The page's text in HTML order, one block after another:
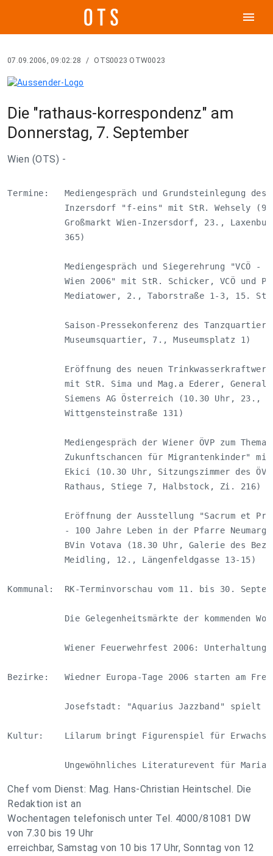
menu
07.09.2006, 09:02:28 / OTS0023 OTW0023
Die "rathaus-korrespondenz" am
Donnerstag, 7. September
Wien (OTS) -
Termine:   Mediengespräch und Grundsteinlegung
Inzersdorf "f-eins" mit StR.
Großmarkt Wien-Inzersdorf, 23.,
Mediengespräch und Siegerehrung "VCÖ -
Wien 2006" mit StR. Schicker, VCÖ und
Mediatower, 2., Taborstraße 1-
Saison-Pressekonferenz des
Museumsquartier, 7.,
Eröffnung des neuen
mit StR. Sima und Mag.a Ederer,
Siemens AG Österreich
Mediengespräch der Wiener ÖVP zum
Zukunftschancen für
Ekici (10.30 Uhr, Sitzungszimmer
Rathaus, Stiege 7,
Eröffnung der Ausstellung
- 100 Jahre Leben in der Pfarre
BVin Votava (18.30 Uhr, Galerie des
Meidling, 12.,
Kommunal:  RK-Terminvorschau vom 11. bis 30.
Die Gelegenheitsmärkte der
Wiener Feuerwehrfest 2006:
Bezirke:   Wiedner Europa-Tage 2006
Josefstadt: "Aquarius Jazzband"
Kultur:    Lilarum bringt Figurenspiel für
Ungewöhnliches Literaturevent für
Chef vom Dienst: Mag. Hans-Christian Heintschel. Die
Redaktion ist an
Wochentagen telefonisch unter Tel. 4000/81081 DW
von 7.30 bis 19 Uhr
erreichbar, Samstag von 10 bis 17 Uhr, Sonntag von 12